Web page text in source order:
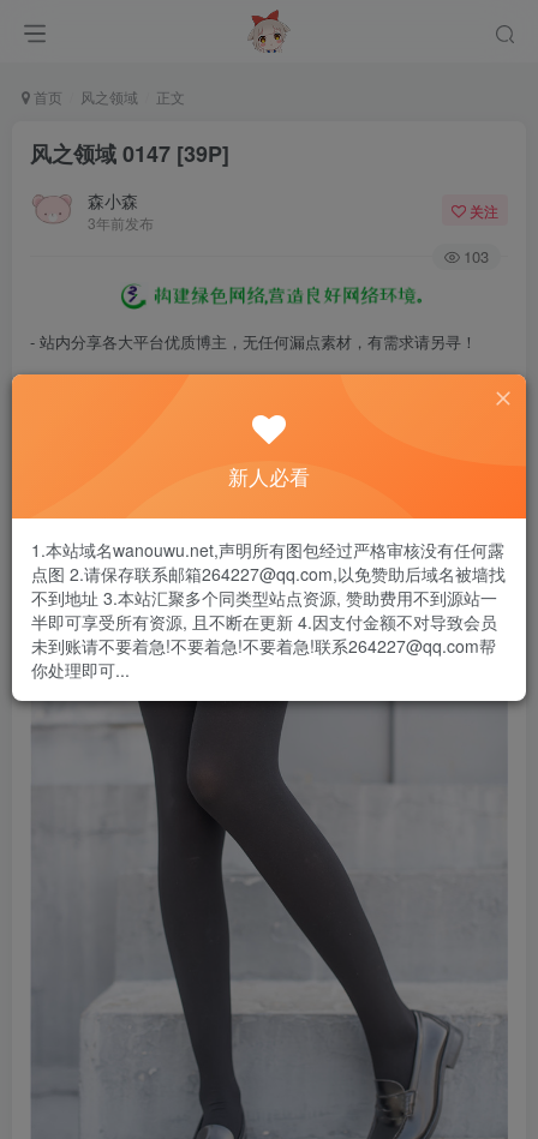
首页 风之领域 正文
风之领域 0147 [39P]
森小森
3年前发布
关注
103
- 站内分享各大平台优质博主，无任何漏点素材，有需求请另寻！
- 百度网盘提示提取码错误，请更换浏览器重试，这是百度网盘版本问
- 遇见解压密码不对、无法解压，请查看
- 资源失效/充值未到账/账号解禁...等问题请《提交工单》
新人必看
1.本站域名wanouwu.net,声明所有图包经过严格审核没有任何露
点图 2.请保存联系邮箱264227@qq.com,以免赞助后域名被墙找
不到地址 3.本站汇聚多个同类型站点资源, 赞助费用不到源站一
半即可享受所有资源, 且不断在更新 4.因支付金额不对导致会员
未到账请不要着急!不要着急!不要着急!联系264227@qq.com帮
你处理即可...